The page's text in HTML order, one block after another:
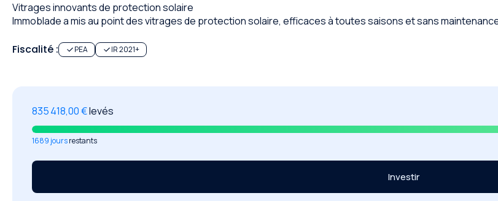
Fiscalité : PEA IR 2021+
Vitrages innovants de protection solaire
Immoblade a mis au point des vitrages de protection solaire, efficaces à toutes saisons et sans
835 418,00 €levés
1689 joursrestants
Investir